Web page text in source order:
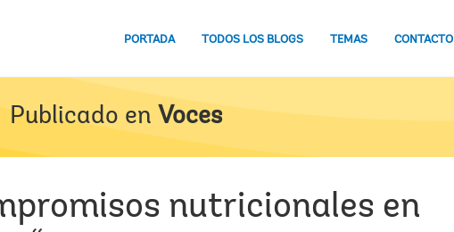
PORTADA TODOS LOS BLOGS TEMAS CONTACTO
Publicado en Voces
nutricionales en